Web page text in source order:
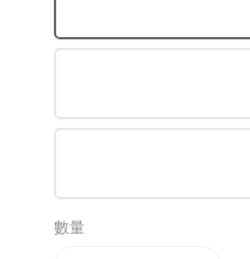
數量